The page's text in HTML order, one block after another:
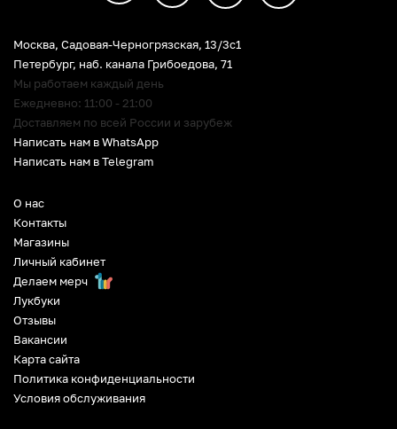
О нас
Контакты
Магазины
Личный кабинет
Делаем мерч
Лукбуки
Отзывы
Вакансии
Карта сайта
Политика конфиденциальности
Условия обслуживания
Москва, Садовая-Черногрязская, 13/3c1
Петербург, наб. канала Грибоедова, 71
Мы работаем каждый день
Ежедневно: 11:00 - 21:00
Доставляем по всей России и зарубеж
Написать нам в WhatsApp
Написать нам в Telegram